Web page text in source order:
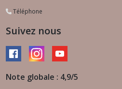
Téléphone
Suivez nous
Note globale : 4,9/5